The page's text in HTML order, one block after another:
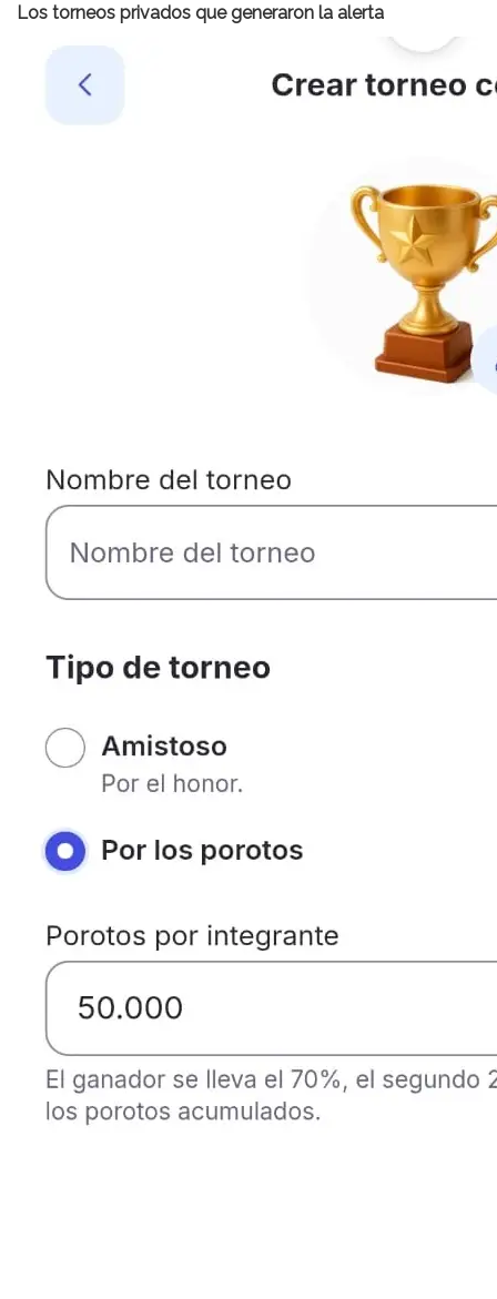
Los torneos privados que generaron la alerta